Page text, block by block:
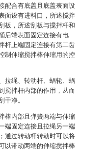
配合有底盖且底盖表面设
面设有进料口，所述搅拌
板，所述刮板与搅拌杆和
后端表面固定连接有电
杆上端固定连接有第二齿
制伸缩搅拌棒伸缩用的控
拉绳、转动杆、蜗轮、蜗
搅拌杆内部的作用，从而
干净。
棒内部且弹簧两端与伸缩
端固定连接且拉绳另一端
通过转动杆转动时可以将
以带动两端的伸缩搅拌棒